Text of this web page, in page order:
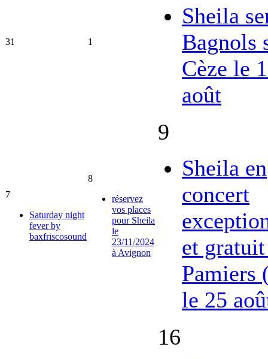
31 1
Sheila
Bagnols
Cèze le
août
7
Saturday night
fever by
baxfriscosound
8
réservez
vos places
pour Sheila
le
23/11/2024
à Avignon
9
Sheila en
concert
et
Pamiers
le 25
16